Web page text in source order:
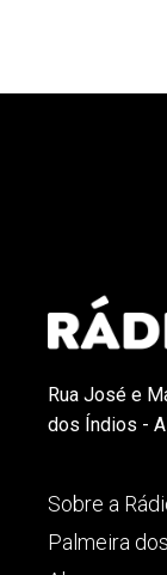
Rua José e
dos Índios -
Sobre a
Palmeira